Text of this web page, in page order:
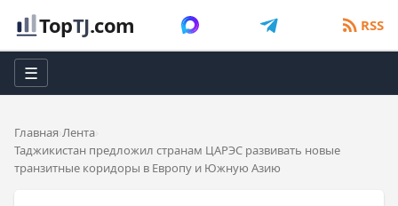
TopTJ.com RSS
☰
Главная Лента
Таджикистан предложил странам ЦАРЭС развивать новые
транзитные коридоры в Европу и Южную Азию